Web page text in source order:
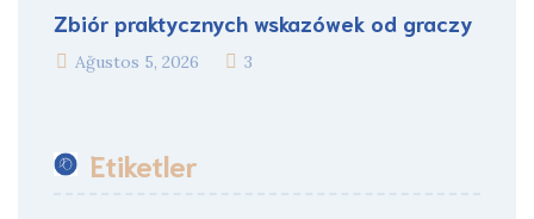
Zbiór praktycznych wskazówek od graczy
Ağustos 5, 2026 3
Etiketler